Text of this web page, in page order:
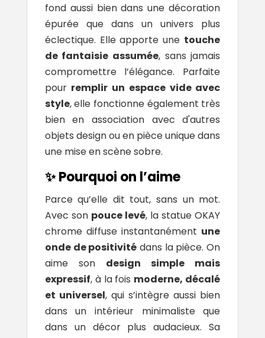
fond aussi bien dans une décoration
épurée que dans un univers plus
éclectique. Elle apporte une touche
de fantaisie assumée, sans jamais
compromettre l’élégance. Parfaite
pour remplir un espace vide avec
style, elle fonctionne également très
bien en association avec d'autres
objets design ou en pièce unique dans
une mise en scène sobre.
✨ Pourquoi on l’aime
Parce qu’elle dit tout, sans un mot.
Avec son pouce levé, la statue OKAY
chrome diffuse instantanément une
onde de positivité dans la pièce. On
aime son design simple mais
expressif, à la fois moderne, décalé
et universel, qui s’intègre aussi bien
dans un intérieur minimaliste que
dans un décor plus audacieux. Sa